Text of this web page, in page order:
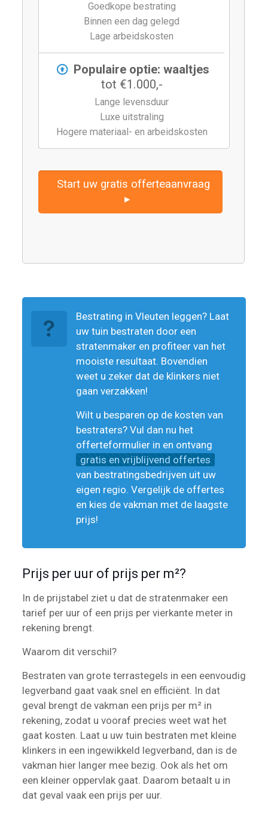
Goedkope bestrating
Binnen een dag gelegd
Lage arbeidskosten
Populaire optie: waaltjes
tot €1.000,-
Lange levensduur
Luxe uitstraling
Hogere materiaal- en arbeidskosten
Start uw gratis offerteaanvraag
▸
Bestrating in Vleuten leggen? Laat
uw tuin bestraten door een
stratenmaker en profiteer van het
mooiste resultaat. Bovendien
weet u zeker dat de klinkers niet
gaan verzakken!
Wilt u besparen op de kosten van
bestraters? Vul dan nu het
offerteformulier in en ontvang
gratis en vrijblijvend offertes
van bestratingsbedrijven uit uw
eigen regio. Vergelijk de offertes
en kies de vakman met de laagste
prijs!
Prijs per uur of prijs per m²?
In de prijstabel ziet u dat de stratenmaker een
tarief per uur of een prijs per vierkante meter in
rekening brengt.
Waarom dit verschil?
Bestraten van grote terrastegels in een eenvoudig
legverband gaat vaak snel en efficiënt. In dat
geval brengt de vakman een prijs per m² in
rekening, zodat u vooraf precies weet wat het
gaat kosten. Laat u uw tuin bestraten met kleine
klinkers in een ingewikkeld legverband, dan is de
vakman hier langer mee bezig. Ook als het om
een kleiner oppervlak gaat. Daarom betaalt u in
dat geval vaak een prijs per uur.